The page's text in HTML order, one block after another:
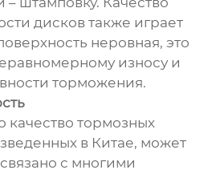
дисков также играет
неровная, это
износу и
торможения.
качество тормозных
в Китае, может
с многими